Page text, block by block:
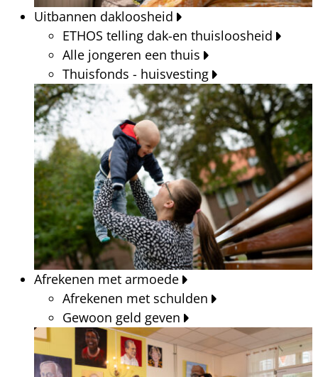
Uitbannen dakloosheid
ETHOS telling dak-en thuisloosheid
Alle jongeren een thuis
Thuisfonds - huisvesting
Afrekenen met armoede
Afrekenen met schulden
Gewoon geld geven